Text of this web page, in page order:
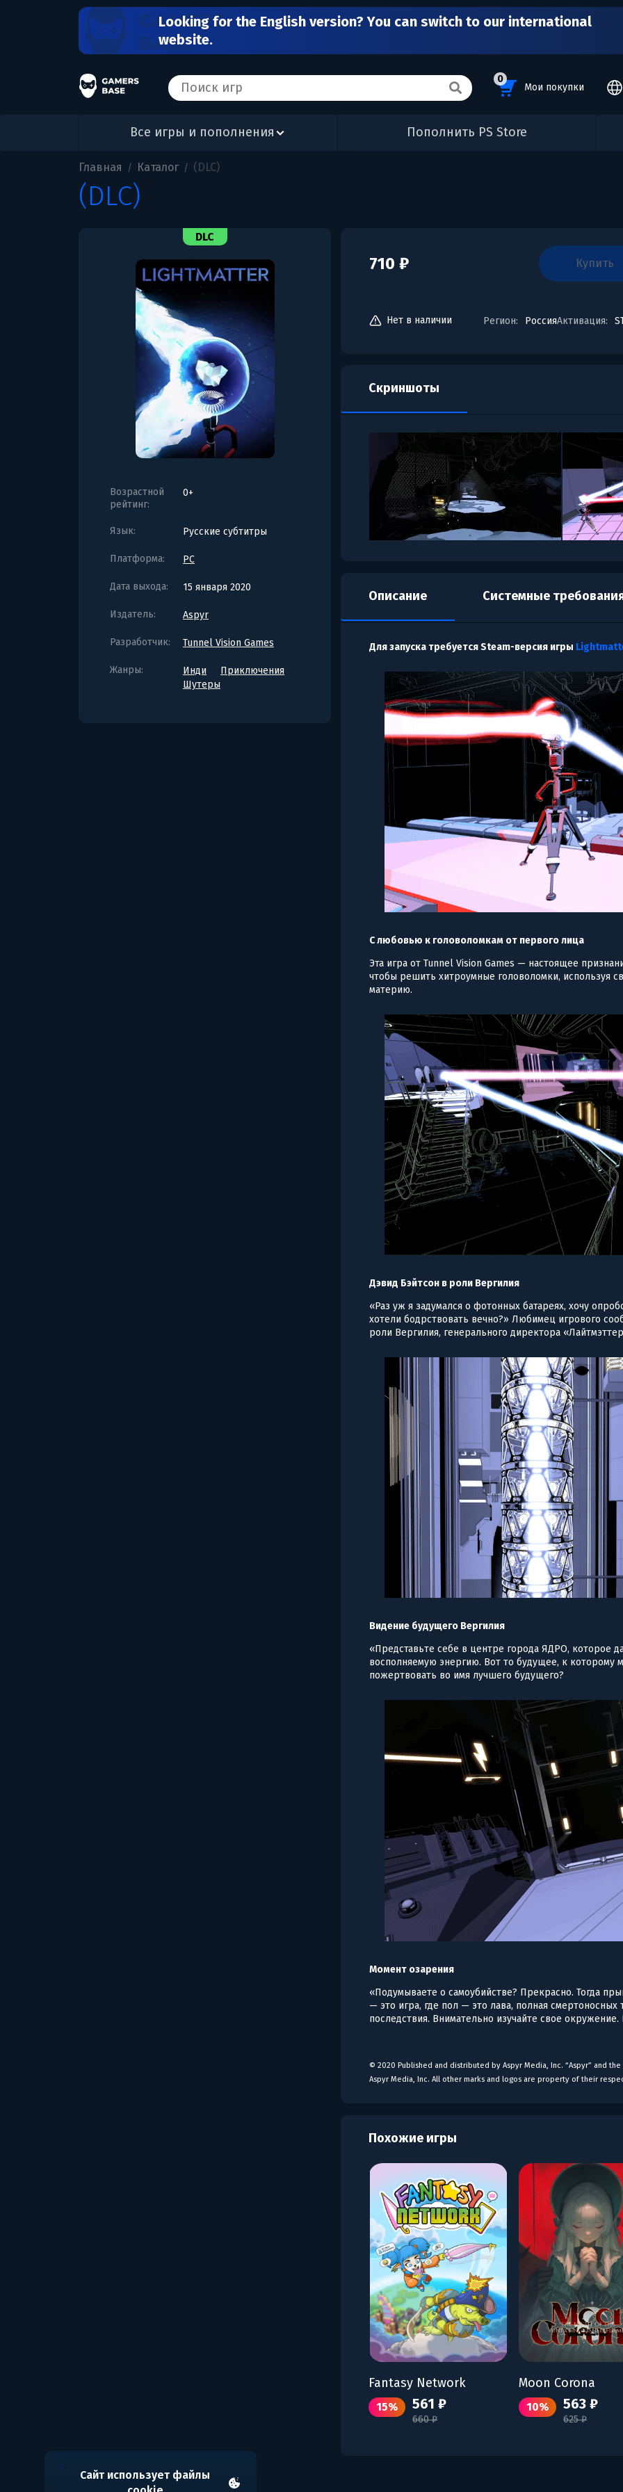
Looking for the English version? You can switch to our international
website.
0
Мои покупки
Все игры и пополнения Пополнить PS Store
Сайт использует файлы
Главная / Каталог / (DLC)
(DLC)
DLC
Возрастной
рейтинг:
0+
Язык: Русские субтитры
Платформа: PC
Дата выхода: 15 января 2020
Издатель: Aspyr
Разработчик: Tunnel Vision Games
Жанры: Инди
Приключения
Шутеры
710 ₽ купить
Регион: РоссияАктивация:
Нет в наличии
Скриншоты
Описание Системные
Для запуска требуется Steam-версия игры
С любовью к головоломкам от первого лица
Эта игра от Tunnel Vision Games — настоящее
чтобы решить хитроумные головоломки, используя
материю.
Дэвид Бэйтсон в роли Вергилия
«Раз уж я задумался о фотонных батареях, хочу
хотели бодрствовать вечно?» Любимец игрового
роли Вергилия, генерального директора
Видение будущего Вергилия
«Представьте себе в центре города ЯДРО, которое
восполняемую энергию. Вот то будущее, к которому
пожертвовать во имя лучшего будущего?
Момент озарения
«Подумываете о самоубийстве? Прекрасно. Тогда
— это игра, где пол — это лава, полная смертоносных
последствия. Внимательно изучайте свое
© 2020 Published and distributed by Aspyr Media, Inc. “Aspyr” and
Aspyr Media, Inc. All other marks and logos are property of their
Похожие игры
Fantasy Network
15% 561 ₽
660 ₽
Moon Corona
10% 563 ₽
625 ₽